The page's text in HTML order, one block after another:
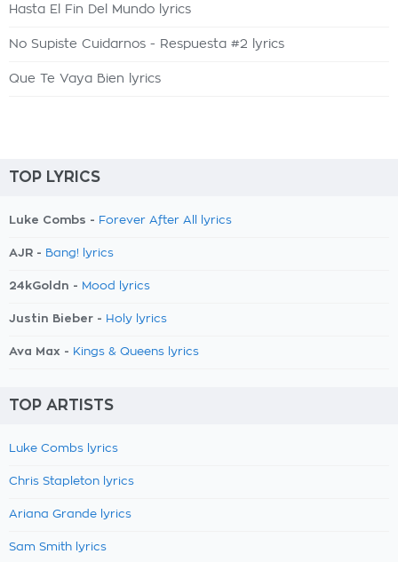
Hasta El Fin Del Mundo lyrics
No Supiste Cuidarnos - Respuesta #2 lyrics
Que Te Vaya Bien lyrics
TOP LYRICS
Luke Combs - Forever After All lyrics
AJR - Bang! lyrics
24kGoldn - Mood lyrics
Justin Bieber - Holy lyrics
Ava Max - Kings & Queens lyrics
TOP ARTISTS
Luke Combs lyrics
Chris Stapleton lyrics
Ariana Grande lyrics
Sam Smith lyrics